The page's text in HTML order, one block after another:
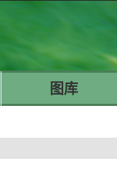
图库